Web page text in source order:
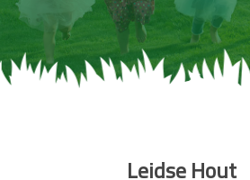
Leidse Hout